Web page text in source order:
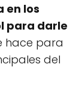
en los
para darle
hace para
del